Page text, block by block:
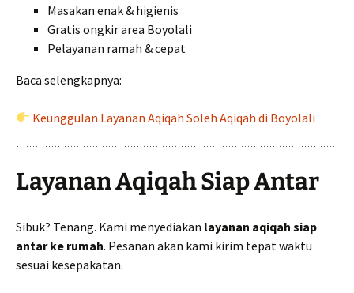
Masakan enak & higienis
Gratis ongkir area Boyolali
Pelayanan ramah & cepat
Baca selengkapnya:
Keunggulan Layanan Aqiqah Soleh Aqiqah di Boyolali
Layanan Aqiqah Siap Antar
Sibuk? Tenang. Kami menyediakan layanan aqiqah siap
antar ke rumah. Pesanan akan kami kirim tepat waktu
sesuai kesepakatan.